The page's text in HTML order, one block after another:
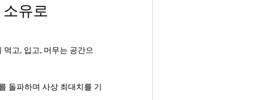
유로
고, 입고, 머무는 공간으
돌파하며 사상 최대치를 기